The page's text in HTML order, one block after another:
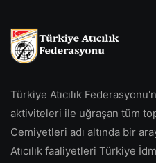
Türkiye Atıcılık
aktiviteleri ile uğraşan tüm
Cemiyetleri adı altında bir
Atıcılık faaliyetleri Türkiye